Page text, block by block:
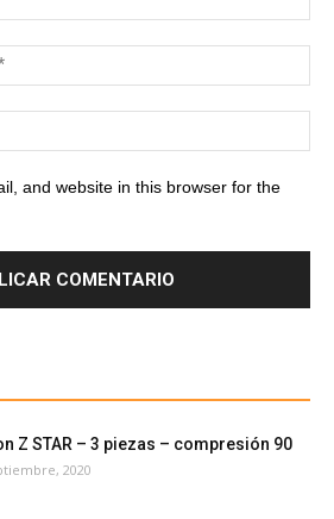
and website in this browser for the
Z STAR – 3 piezas – compresión 90
2020